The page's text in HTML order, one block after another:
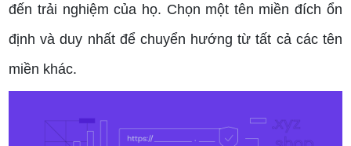
đến trải nghiệm của họ. Chọn một tên miền đích ổn
định và duy nhất để chuyển hướng từ tất cả các tên
miền khác.